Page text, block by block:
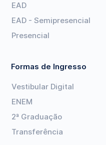
EAD
EAD - Semipresencial
Presencial
Formas de Ingresso
Vestibular Digital
ENEM
2ª Graduação
Transferência